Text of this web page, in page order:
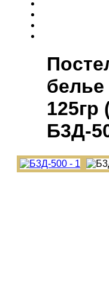
белье
125гр
Б3Д-